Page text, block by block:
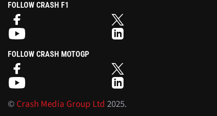
FOLLOW CRASH F1
FOLLOW CRASH MOTOGP
©Crash Media Group Ltd 2025.